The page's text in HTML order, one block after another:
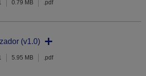
0.79 MB .pdf
(v1.0)
5.95 MB .pdf